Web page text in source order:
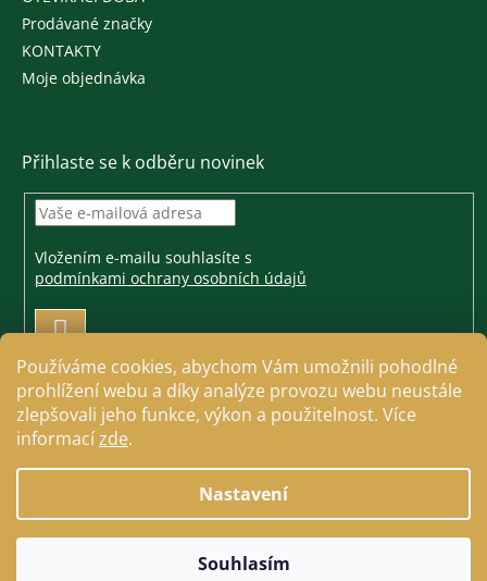
Používáme cookies, abychom Vám umožnili pohodlné
prohlížení webu a díky analýze provozu webu neustále
zlepšovali jeho funkce, výkon a použitelnost. Více
informacízde.
Nastavení
Souhlasím
Prodávané značky
KONTAKTY
Moje objednávka
Přihlaste se k odběru novinek
Vložením e-mailu souhlasíte s
podmínkami ochrany osobních údajů
PŘIHLÁSIT
Copyright 2026Jezdecké a farmářské potřeby Cavallo.
Všechna práva vyhrazena.